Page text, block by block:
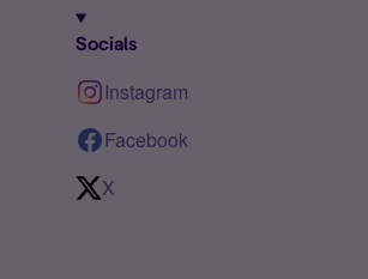
Socials
Instagram
Facebook
X